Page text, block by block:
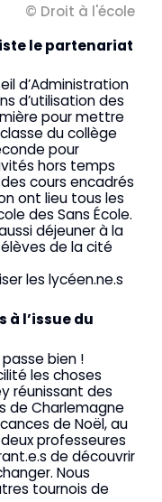
© Droit à l'école
le partenariat
d’Administration
d’utilisation des
pour mettre
du collège
pour
hors temps
cours encadrés
ont lieu tous les
des Sans École.
déjeuner à la
de la cité
les lycéen.ne.s
l’issue du
bien !
les choses
réunissant des
de Charlemagne
de Noël, au
professeures
de découvrir
Nous
tournois de